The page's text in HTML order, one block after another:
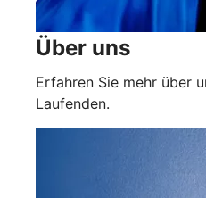
Über uns
Erfahren Sie mehr über
Laufenden.